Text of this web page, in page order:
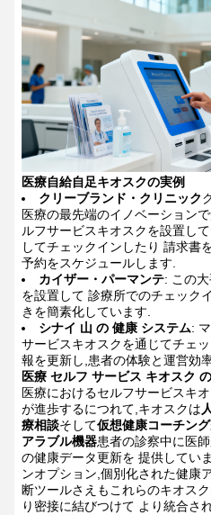
医療自給自足キオスクの実例
クリーブランド・クリニック
医療の最先端のイノベーション
ルフサービスキオスクを設置し
してチェックインしたり 請求書
予約をスケジュールします.
カイザー・パーマンテ: この
を設置して 診療所でのチェック
きを簡素化しています.
シナイ 山 の 健康 システム:
サービスキオスクを通じてチェ
報を更新し,患者の体験と運営効
医療 セルフ サービス キオスク
医療におけるセルフサービスキ
が進歩するにつれて,キオスクは
療相談そして仮想健康コーチング
アラブル機器患者の診察中に医
の健康データ更新を 提供してい
ンオプション,個別化された健康
断ツールさえもこれらのキオス
り密接に結びつけて より統合さ